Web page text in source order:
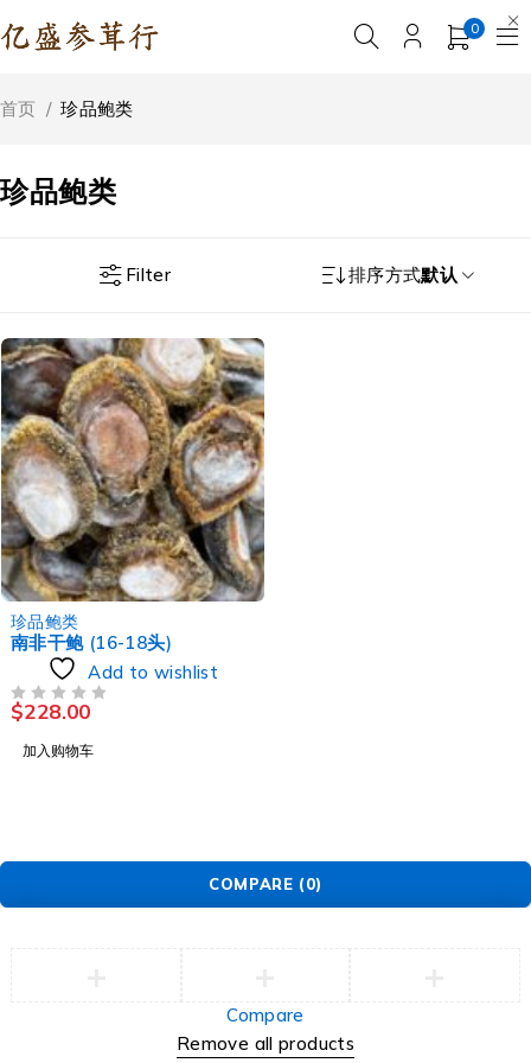
0
珍品鲍类
首页 / 珍品鲍类
Filter 排序方式默认
珍品鲍类
南非干鲍 (16-18头)
Add to wishlist
$228.00
加入购物车
COMPARE (0)
Compare
Remove all products